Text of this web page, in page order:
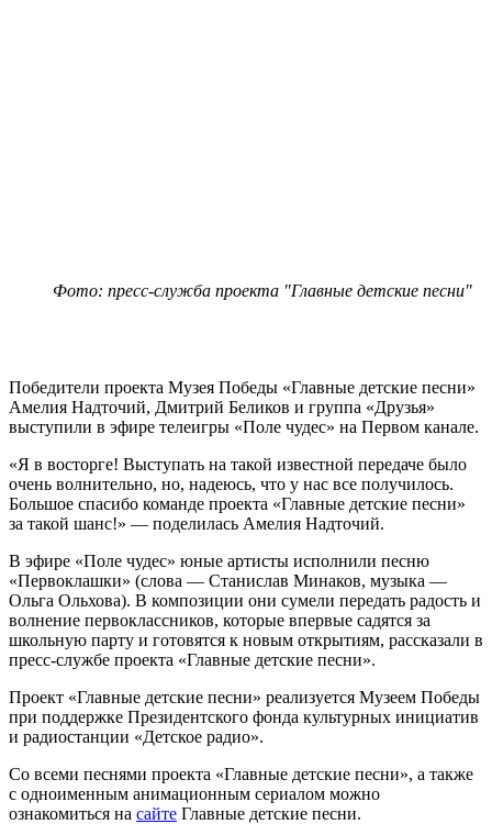
Фото: пресс-служба проекта "Главные детские песни"
Победители проекта Музея Победы «Главные детские песни»
Амелия Надточий, Дмитрий Беликов и группа «Друзья»
выступили в эфире телеигры «Поле чудес» на Первом канале.
«Я в восторге! Выступать на такой известной передаче было
очень волнительно, но, надеюсь, что у нас все получилось.
Большое спасибо команде проекта «Главные детские песни»
за такой шанс!» — поделилась Амелия Надточий.
В эфире «Поле чудес» юные артисты исполнили песню
«Первоклашки» (слова — Станислав Минаков, музыка —
Ольга Ольхова). В композиции они сумели передать радость и
волнение первоклассников, которые впервые садятся за
школьную парту и готовятся к новым открытиям, рассказали в
пресс-службе проекта «Главные детские песни».
Проект «Главные детские песни» реализуется Музеем Победы
при поддержке Президентского фонда культурных инициатив
и радиостанции «Детское радио».
Со всеми песнями проекта «Главные детские песни», а также
с одноименным анимационным сериалом можно
ознакомиться на сайте Главные детские песни.